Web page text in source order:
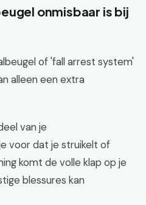
onmisbaar is bij
of 'fall arrest system'
alleen een extra
van je
voor dat je struikelt of
komt de volle klap op je
blessures kan